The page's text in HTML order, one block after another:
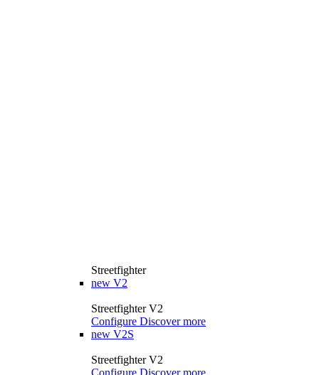
Streetfighter
new V2
Streetfighter V2
Configure Discover more
new V2S
Streetfighter V2
Configure Discover more